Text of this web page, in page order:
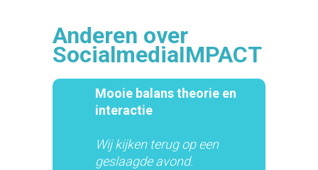
Anderen over
SocialmediaIMPACT
Mooie balans theorie en
interactie
Wij kijken terug op een
geslaagde avond.